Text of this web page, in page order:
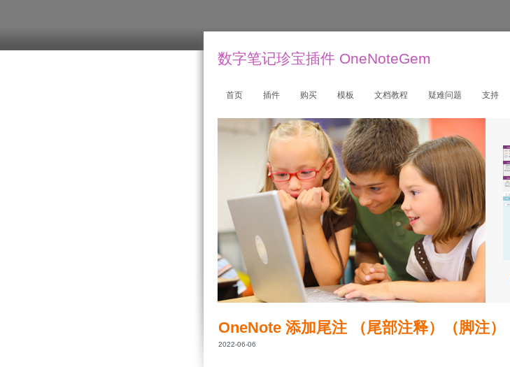
数字笔记珍宝插件 OneNoteGem
首页 插件 购买 模板 文档教程 疑难问题 支持
OneNote 添加尾注 （尾部注释）（脚注）
2022-06-06